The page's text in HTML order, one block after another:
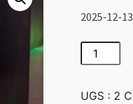
2025-12-13
quantité
de
UGS : 2